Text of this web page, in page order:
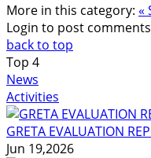
More in this category: «
Login to post comments
back to top
Top 4
News
Activities
GRETA EVALUATION
Jun 19,2026